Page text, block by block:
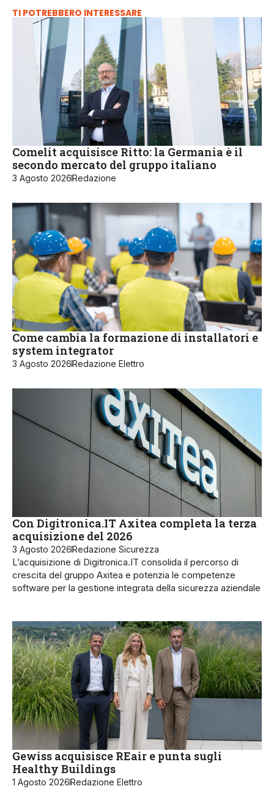
TI POTREBBERO INTERESSARE
Comelit acquisisce Ritto: la Germania è il
secondo mercato del gruppo italiano
3 Agosto 2026Redazione
Come cambia la formazione di installatori e
system integrator
3 Agosto 2026Redazione Elettro
Con Digitronica.IT Axitea completa la terza
acquisizione del 2026
3 Agosto 2026Redazione Sicurezza
L’acquisizione di Digitronica.IT consolida il percorso di
crescita del gruppo Axitea e potenzia le competenze
software per la gestione integrata della sicurezza aziendale
Gewiss acquisisce REair e punta sugli
Healthy Buildings
1 Agosto 2026 Redazione Elettro